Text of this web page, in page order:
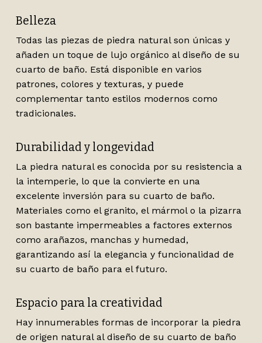
Belleza
Todas las piezas de piedra natural son únicas y
añaden un toque de lujo orgánico al diseño de su
cuarto de baño. Está disponible en varios
patrones, colores y texturas, y puede
complementar tanto estilos modernos como
tradicionales.
Durabilidad y longevidad
La piedra natural es conocida por su resistencia a
la intemperie, lo que la convierte en una
excelente inversión para su cuarto de baño.
Materiales como el granito, el mármol o la pizarra
son bastante impermeables a factores externos
como arañazos, manchas y humedad,
garantizando así la elegancia y funcionalidad de
su cuarto de baño para el futuro.
Espacio para la creatividad
Hay innumerables formas de incorporar la piedra
de origen natural al diseño de su cuarto de baño